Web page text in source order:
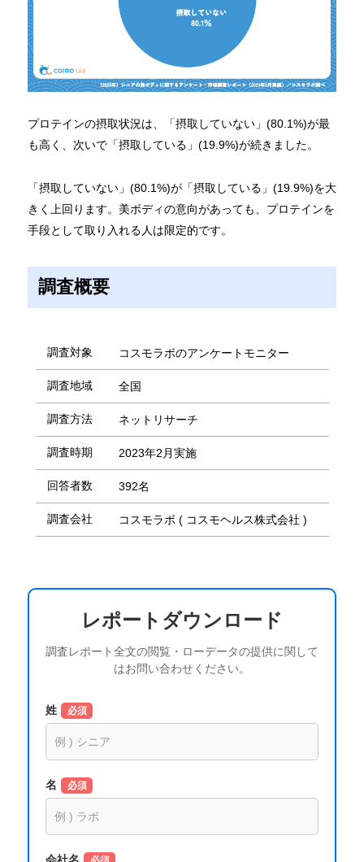
プロテインの摂取状況は、「摂取していない」(80.1%)が最
も高く、次いで「摂取している」(19.9%)が続きました。
「摂取していない」(80.1%)が「摂取している」(19.9%)を大
きく上回ります。美ボディの意向があっても、プロテインを
手段として取り入れる人は限定的です。
調査概要
調査対象 コスモラボのアンケートモニター
調査地域 全国
調査方法 ネットリサーチ
調査時期 2023年2月実施
回答者数 392名
調査会社 コスモラボ ( コスモヘルス株式会社 )
レポートダウンロード
調査レポート全文の閲覧・ローデータの提供に関して
はお問い合わせください。
姓 必須
名 必須